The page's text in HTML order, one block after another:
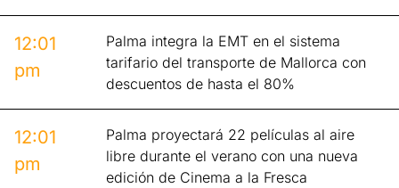
12:01
pm
Palma integra la EMT en el sistema
tarifario del transporte de Mallorca con
descuentos de hasta el 80%
12:01
pm
Palma proyectará 22 películas al aire
libre durante el verano con una nueva
edición de Cinema a la Fresca